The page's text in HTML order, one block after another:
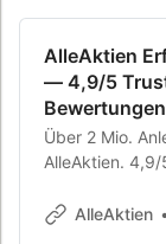
AlleAktien
— 4,9/5
Bewertungen
Über 2 Mio.
AlleAktien.
AlleAktien